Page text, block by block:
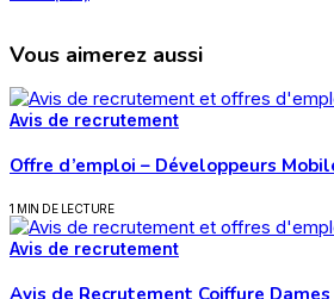
Vous aimerez aussi
Avis de recrutement
Offre d’emploi – Développeurs
1 MIN DE LECTURE
Avis de recrutement
Avis de Recrutement Coiffure Dames